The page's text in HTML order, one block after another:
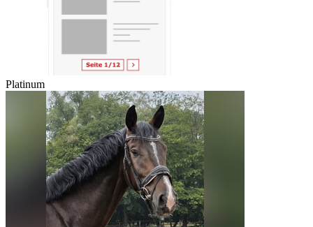
Platinum